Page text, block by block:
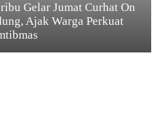
Gelar Jumat Curhat On
Ajak Warga Perkuat